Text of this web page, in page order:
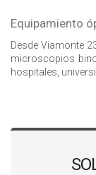
Equipamiento
Desde Viamonte
microscopios
hospitales,